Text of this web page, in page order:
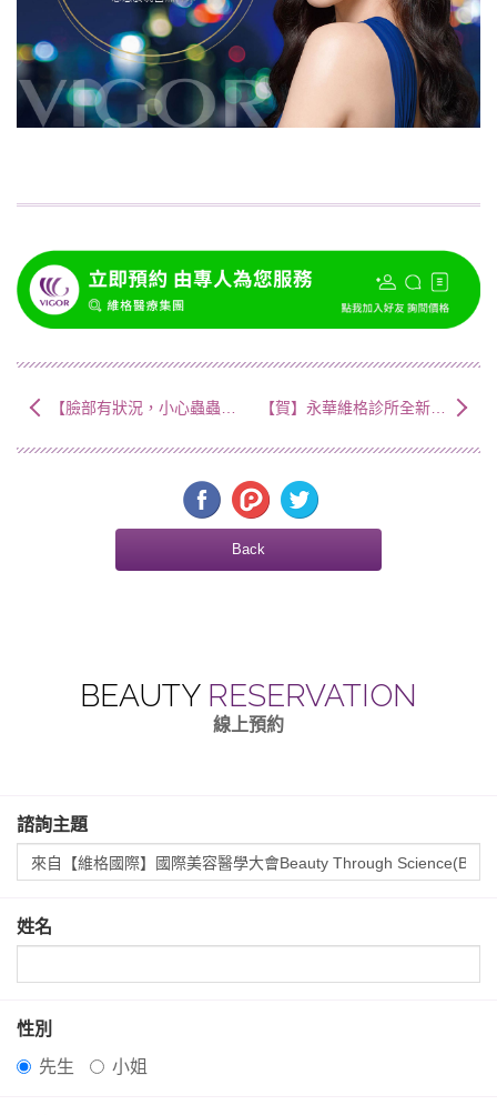
【臉部有狀況，小心蟲蟲危機！】 毛囊蠕形蟲症 【賀】永華維格診所全新盛大開幕
Back
BEAUTY RESERVATION
線上預約
諮詢主題
姓名
性別
先生
小姐